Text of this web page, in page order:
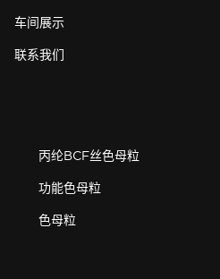
车间展示
联系我们
丙纶BCF丝色母粒
功能色母粒
色母粒